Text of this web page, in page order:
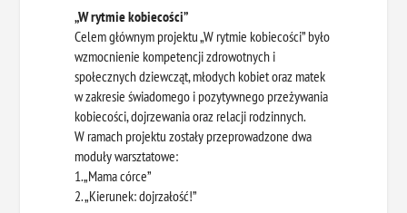
„W rytmie kobiecości”
Celem głównym projektu „W rytmie kobiecości” było
wzmocnienie kompetencji zdrowotnych i
społecznych dziewcząt, młodych kobiet oraz matek
w zakresie świadomego i pozytywnego przeżywania
kobiecości, dojrzewania oraz relacji rodzinnych.
W ramach projektu zostały przeprowadzone dwa
moduły warsztatowe:
1.„Mama córce”
2. „Kierunek: dojrzałość!”